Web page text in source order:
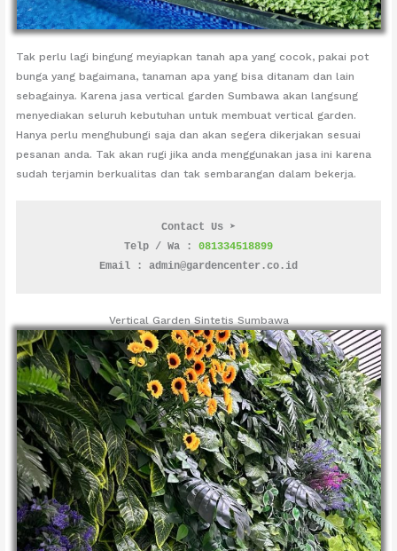
Tak perlu lagi bingung meyiapkan tanah apa yang cocok, pakai pot
bunga yang bagaimana, tanaman apa yang bisa ditanam dan lain
sebagainya. Karena jasa vertical garden Sumbawa akan langsung
menyediakan seluruh kebutuhan untuk membuat vertical garden.
Hanya perlu menghubungi saja dan akan segera dikerjakan sesuai
pesanan anda. Tak akan rugi jika anda menggunakan jasa ini karena
sudah terjamin berkualitas dan tak sembarangan dalam bekerja.
Contact Us ➤
Telp / Wa : 081334518899
Email : admin@gardencenter.co.id
Vertical Garden Sintetis Sumbawa